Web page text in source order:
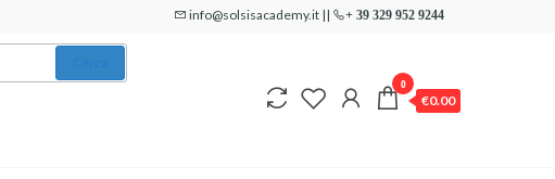
info@solsisacademy.it || + 39 329 952 9244
0
€0.00